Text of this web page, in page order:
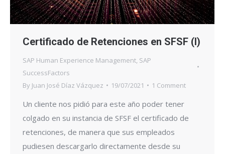
Certificado de Retenciones en SFSF (I)
SAP Human Experience Management SAP
SuccessFactors
By Juan José Díaz Vázquez 19/07/2021 1 Comment
Un cliente nos pidió para este año poder tener
colgado en su instancia de SFSF el certificado de
retenciones, de manera que sus empleados
pudiesen descargarlo directamente desde su